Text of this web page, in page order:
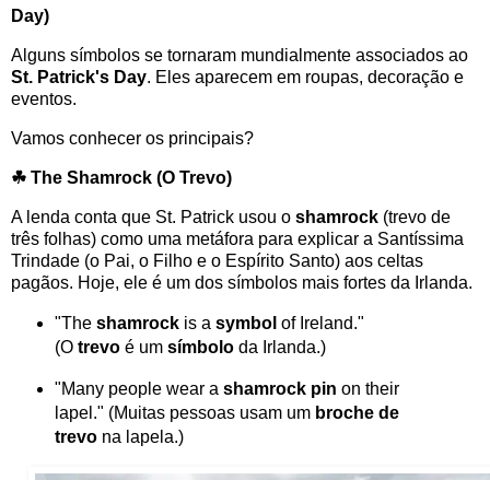
Day)
Alguns símbolos se tornaram mundialmente associados ao
St. Patrick's Day. Eles aparecem em roupas, decoração e
eventos.
Vamos conhecer os principais?
☘ The Shamrock (O Trevo)
A lenda conta que St. Patrick usou o shamrock (trevo de
três folhas) como uma metáfora para explicar a Santíssima
Trindade (o Pai, o Filho e o Espírito Santo) aos celtas
pagãos. Hoje, ele é um dos símbolos mais fortes da Irlanda.
"The shamrockis a symbol of Ireland."
(O trevoé um símboloda Irlanda.)
"Many people wear a shamrock pin on their
lapel." (Muitas pessoas usam um broche de
trevona lapela.)